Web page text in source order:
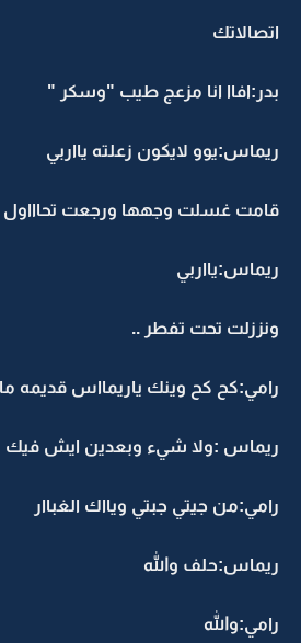
اتصالاتك
بدر:افاا انا مزعج طيب "وسكر "
ريماس:يوو لايكون زعلته يااربي
قامت غسلت وجهها ورجعت
ريماس:يااربي
ونززلت تحت تفطر ..
رامي:كح كح وينك ياريمااس قديمه
ريماس :ولا شيء وبعدين ايش فيك
رامي:من جيتي جبتي ويااك الغباار
ريماس:حلف والله
رامي:والله